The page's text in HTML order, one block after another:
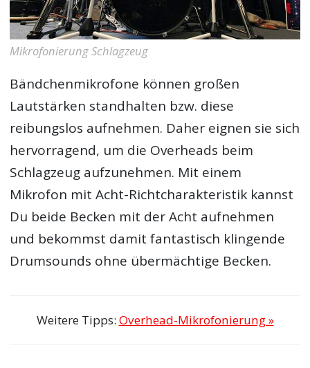
Mikrofonierung Schlagzeug
Bändchenmikrofone können großen
Lautstärken standhalten bzw. diese
reibungslos aufnehmen. Daher eignen sie sich
hervorragend, um die Overheads beim
Schlagzeug aufzunehmen. Mit einem
Mikrofon mit Acht-Richtcharakteristik kannst
Du beide Becken mit der Acht aufnehmen
und bekommst damit fantastisch klingende
Drumsounds ohne übermächtige Becken.
Weitere Tipps: Overhead-Mikrofonierung »